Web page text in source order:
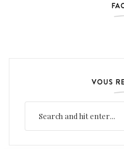
VOUS